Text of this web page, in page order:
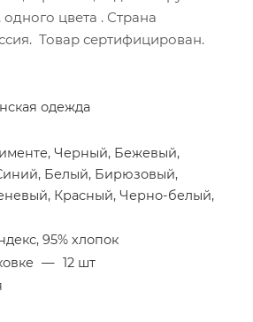
одного цвета . Страна
Товар сертифицирован.
одежда
Черный, Бежевый,
Белый, Бирюзовый,
Красный, Черно-белый,
95% хлопок
— 12 шт